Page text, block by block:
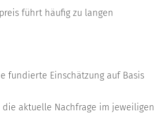
führt häufig zu langen
fundierte Einschätzung auf Basis
aktuelle Nachfrage im jeweiligen